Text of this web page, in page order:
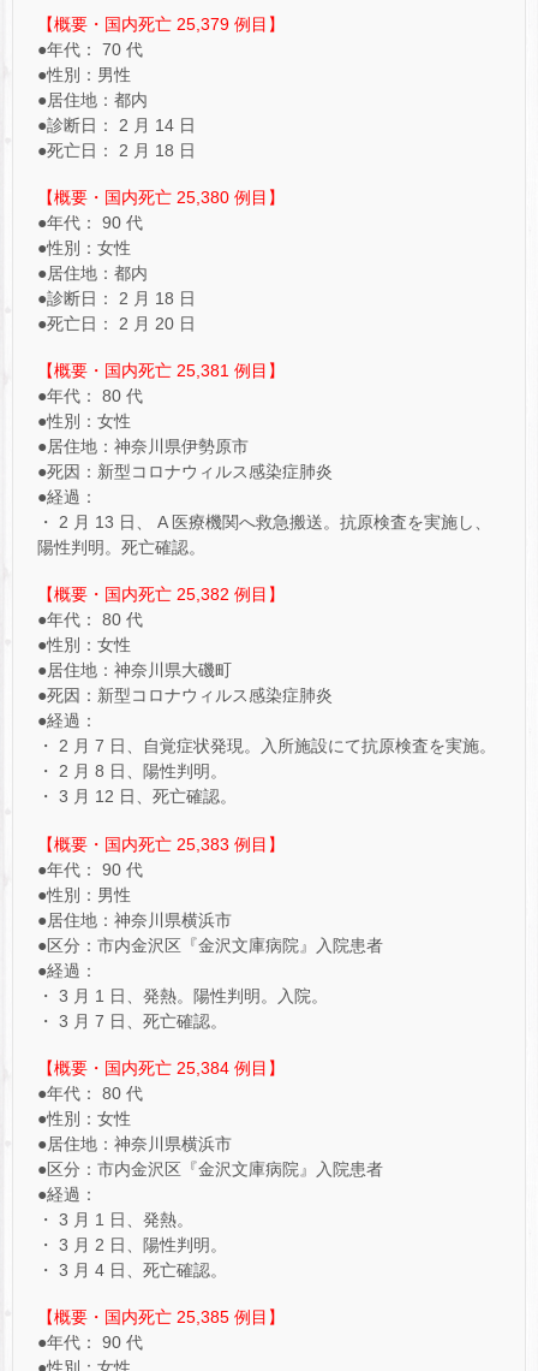
【概要・国内死亡 25,379 例目】
●年代： 70 代
●性別：男性
●居住地：都内
●診断日： 2 月 14 日
●死亡日： 2 月 18 日
【概要・国内死亡 25,380 例目】
●年代： 90 代
●性別：女性
●居住地：都内
●診断日： 2 月 18 日
●死亡日： 2 月 20 日
【概要・国内死亡 25,381 例目】
●年代： 80 代
●性別：女性
●居住地：神奈川県伊勢原市
●死因：新型コロナウィルス感染症肺炎
●経過：
・ 2 月 13 日、 A 医療機関へ救急搬送。抗原検査を実施し、
陽性判明。死亡確認。
【概要・国内死亡 25,382 例目】
●年代： 80 代
●性別：女性
●居住地：神奈川県大磯町
●死因：新型コロナウィルス感染症肺炎
●経過：
・ 2 月 7 日、自覚症状発現。入所施設にて抗原検査を実施。
・ 2 月 8 日、陽性判明。
・ 3 月 12 日、死亡確認。
【概要・国内死亡 25,383 例目】
●年代： 90 代
●性別：男性
●居住地：神奈川県横浜市
●区分：市内金沢区『金沢文庫病院』入院患者
●経過：
・ 3 月 1 日、発熱。陽性判明。入院。
・ 3 月 7 日、死亡確認。
【概要・国内死亡 25,384 例目】
●年代： 80 代
●性別：女性
●居住地：神奈川県横浜市
●区分：市内金沢区『金沢文庫病院』入院患者
●経過：
・ 3 月 1 日、発熱。
・ 3 月 2 日、陽性判明。
・ 3 月 4 日、死亡確認。
【概要・国内死亡 25,385 例目】
●年代： 90 代